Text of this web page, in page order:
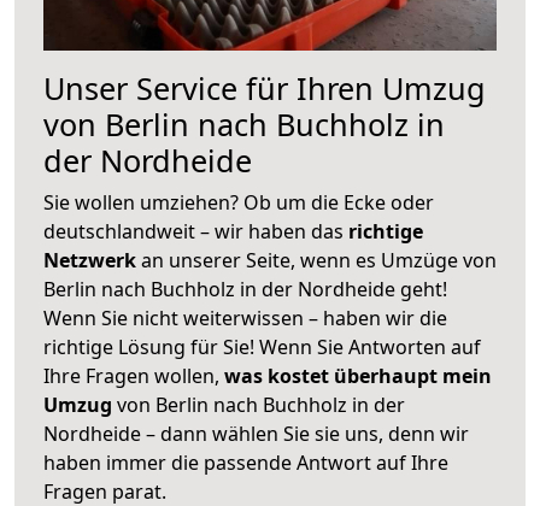
Unser Service für Ihren Umzug
von Berlin nach Buchholz in
der Nordheide
Sie wollen umziehen? Ob um die Ecke oder
deutschlandweit – wir haben das richtige
Netzwerkan unserer Seite, wenn es Umzüge von
Berlin nach Buchholz in der Nordheide geht!
Wenn Sie nicht weiterwissen – haben wir die
richtige Lösung für Sie! Wenn Sie Antworten auf
Ihre Fragen wollen, was kostet überhaupt mein
Umzug von Berlin nach Buchholz in der
Nordheide – dann wählen Sie sie uns, denn wir
haben immer die passende Antwort auf Ihre
Fragen parat.